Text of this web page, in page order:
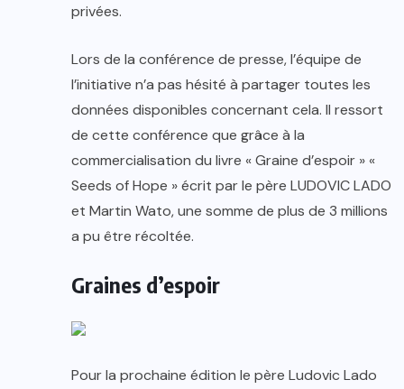
privées.
Lors de la conférence de presse, l’équipe de
l’initiative n’a pas hésité à partager toutes les
données disponibles concernant cela. Il ressort
de cette conférence que grâce à la
commercialisation du livre « Graine d’espoir » «
Seeds of Hope » écrit par le père LUDOVIC LADO
et Martin Wato, une somme de plus de 3 millions
a pu être récoltée.
Graines d’espoir
Pour la prochaine édition le père Ludovic Lado